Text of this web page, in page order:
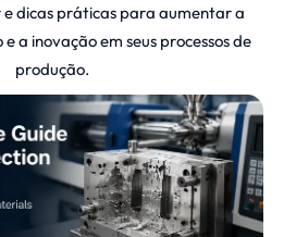
e dicas práticas para aumentar a
a inovação em seus processos de
produção.